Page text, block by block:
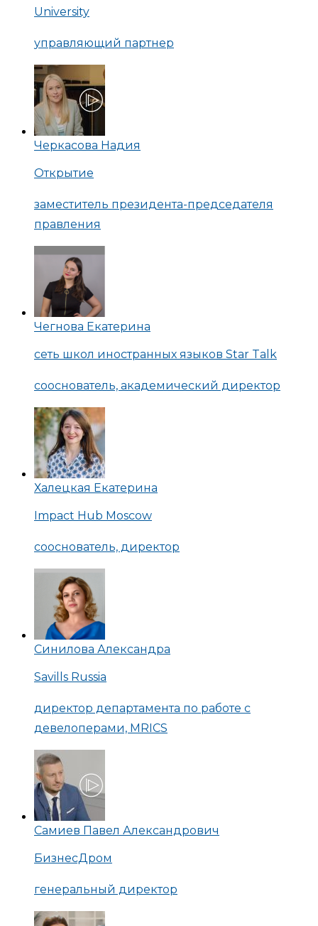
University
управляющий партнер
Черкасова Надия
Открытие
заместитель президента-председателя
правления
Чегнова Екатерина
сеть школ иностранных языков Star Talk
сооснователь, академический директор
Халецкая Екатерина
Impact Hub Moscow
сооснователь, директор
Синилова Александра
Savills Russia
директор департамента по работе с
девелоперами, MRICS
Самиев Павел Александрович
БизнесДром
генеральный директор